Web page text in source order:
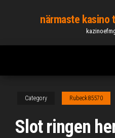
content
närmaste kasino
Category Rubeck85570
Slot ringen